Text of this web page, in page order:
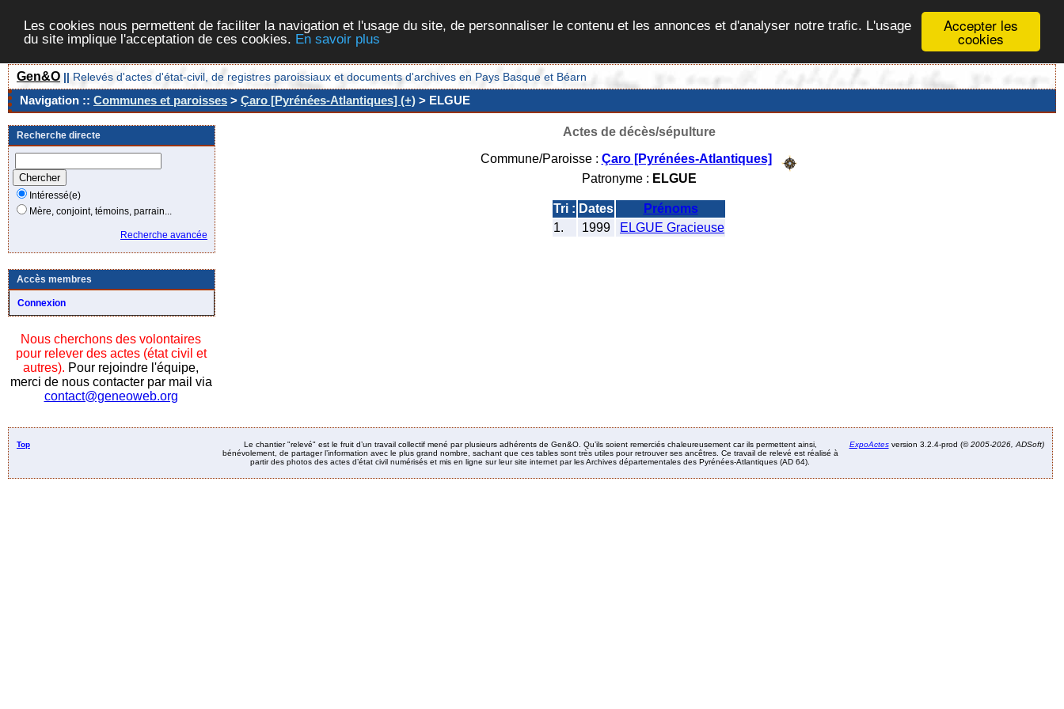
Accepter les
cookies
Les cookies nous permettent de faciliter la navigation et l'usage du site, de personnaliser le contenu et les annonces et d'analyser notre trafic. L'usage
du site implique l'acceptation de ces cookies. En savoir plus
Gen&O || Relevés d'actes d'état-civil, de registres paroissiaux et documents d'archives en Pays Basque et Béarn
Navigation :: Communes et paroisses > Çaro [Pyrénées-Atlantiques] (+) > ELGUE
Recherche directe
Intéressé(e)
Mère, conjoint, témoins, parrain...
Recherche avancée
Accès membres
Connexion
Nous cherchons des volontaires
pour relever des actes (état civil et
autres). Pour rejoindre l'équipe,
merci de nous contacter par mail via
contact@geneoweb.org
Actes de décès/sépulture
Commune/Paroisse : Çaro [Pyrénées-Atlantiques]
Patronyme : ELGUE
Tri : Dates
Prénoms
1.
1999 ELGUE Gracieuse
Top
Le chantier "relevé" est le fruit d’un travail collectif mené par plusieurs adhérents de Gen&O. Qu’ils soient remerciés chaleureusement car ils permettent ainsi,
bénévolement, de partager l’information avec le plus grand nombre, sachant que ces tables sont très utiles pour retrouver ses ancêtres. Ce travail de relevé est réalisé à
partir des photos des actes d’état civil numérisés et mis en ligne sur leur site internet par les Archives départementales des Pyrénées-Atlantiques (AD 64).
ExpoActesversion 3.2.4-prod (©2005-2026, ADSoft)